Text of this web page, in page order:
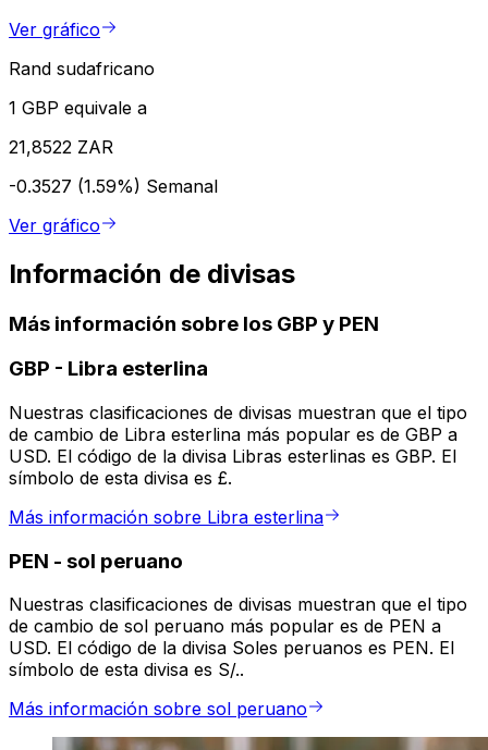
Ver gráfico
Rand sudafricano
1 GBP equivale a
21,8522 ZAR
-0.3527 (1.59%) Semanal
Ver gráfico
Información de divisas
Más información sobre los GBP y PEN
GBP - Libra esterlina
Nuestras clasificaciones de divisas muestran que el tipo
de cambio de Libra esterlina más popular es de GBP a
USD. El código de la divisa Libras esterlinas es GBP. El
símbolo de esta divisa es £.
Más información sobre Libra esterlina
PEN - sol peruano
Nuestras clasificaciones de divisas muestran que el tipo
de cambio de sol peruano más popular es de PEN a
USD. El código de la divisa Soles peruanos es PEN. El
símbolo de esta divisa es S/..
Más información sobre sol peruano